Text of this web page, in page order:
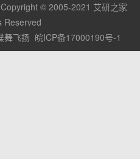
Copyright © 2005-2021 艾研之家
Reserved
舞飞扬 皖ICP备17000190号-1